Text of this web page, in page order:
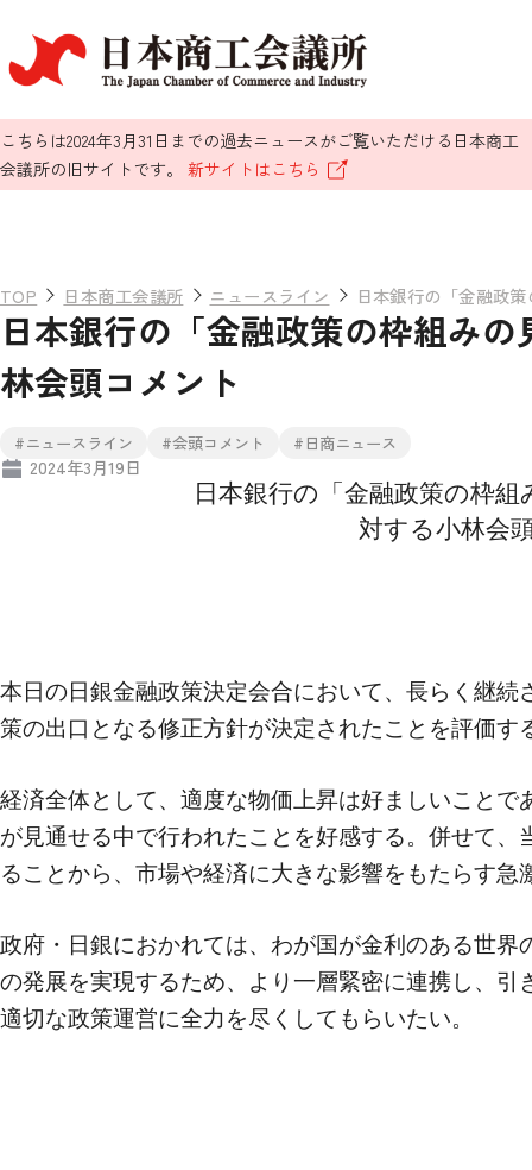
こちらは2024年3月31日までの過去ニュースがご覧いただける日本商工
会議所の旧サイトです。 新サイトはこちら
TOP 日本商工会議所 ニュースライン 日本銀行の「金融政
日本銀行の「金融政策の枠組み
林会頭コメント
#ニュースライン #会頭コメント #日商ニュース
2024年3月19日
日本銀行の「金融政策の枠
対する小林会
本日の日銀金融政策決定会合において、長らく継
策の出口となる修正方針が決定されたことを評価す
経済全体として、適度な物価上昇は好ましいことで
が見通せる中で行われたことを好感する。併せて
ることから、市場や経済に大きな影響をもたらす急
政府・日銀におかれては、わが国が金利のある世
の発展を実現するため、より一層緊密に連携し、
適切な政策運営に全力を尽くしてもらいたい。